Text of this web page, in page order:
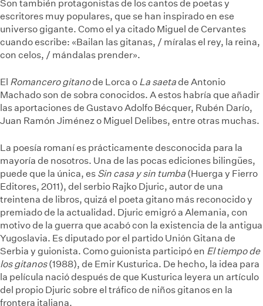
Son también protagonistas de los cantos de poetas y
escritores muy populares, que se han inspirado en ese
universo gigante. Como el ya citado Miguel de Cervantes
cuando escribe: «Bailan las gitanas, / míralas el rey, la reina,
con celos, / mándalas prender».
El Romancero gitanode Lorca o La saeta de Antonio
Machado son de sobra conocidos. A estos habría que añadir
las aportaciones de Gustavo Adolfo Bécquer, Rubén Darío,
Juan Ramón Jiménez o Miguel Delibes, entre otras muchas.
La poesía romaní es prácticamente desconocida para la
mayoría de nosotros. Una de las pocas ediciones bilingües,
puede que la única, es Sin casa y sin tumba (Huerga y Fierro
Editores, 2011), del serbio Rajko Djuric, autor de una
treintena de libros, quizá el poeta gitano más reconocido y
premiado de la actualidad. Djuric emigró a Alemania, con
motivo de la guerra que acabó con la existencia de la antigua
Yugoslavia. Es diputado por el partido Unión Gitana de
Serbia y guionista. Como guionista participó en El tiempo de
los gitanos(1988), de Emir Kusturica. De hecho, la idea para
la película nació después de que Kusturica leyera un artículo
del propio Djuric sobre el tráfico de niños gitanos en la
frontera italiana.